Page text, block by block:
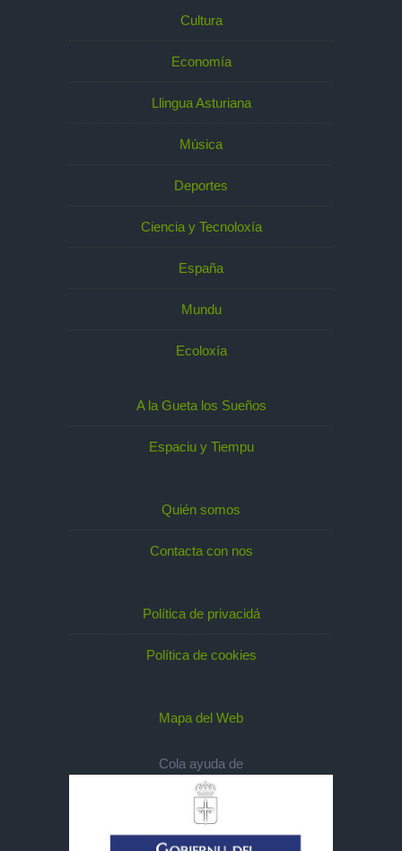
Cultura
Economía
Llingua Asturiana
Música
Deportes
Ciencia y Tecnoloxía
España
Mundu
Ecoloxía
A la Gueta los Sueños
Espaciu y Tiempu
Quién somos
Contacta con nos
Política de privacidá
Política de cookies
Mapa del Web
Cola ayuda de